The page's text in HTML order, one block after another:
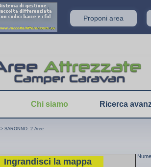
Proponi area
Chi siamo Ricerca
Ingrandisci la mappa
> SARONNO: 2 Aree